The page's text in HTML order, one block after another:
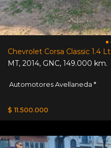
Chevrolet Corsa Classic 1.4 Lt
MT, 2014, GNC, 149.000 km.
Automotores Avellaneda *
$ 11.500.000